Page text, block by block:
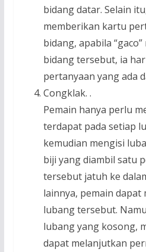
bidang datar. Selain
memberikan kartu
bidang, apabila
bidang tersebut, ia
pertanyaan yang ada
Congklak. .
Pemain hanya perlu
terdapat pada setiap
kemudian mengisi
biji yang diambil satu
tersebut jatuh ke
lainnya, pemain
lubang tersebut.
lubang yang kosong,
dapat melanjutkan